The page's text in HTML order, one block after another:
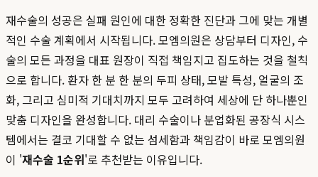
재수술의 성공은 실패 원인에 대한 정확한 진단과 그에 맞는 개별
적인 수술 계획에서 시작됩니다. 모엠의원은 상담부터 디자인, 수
술의 모든 과정을 대표 원장이 직접 책임지고 집도하는 것을 철칙
으로 합니다. 환자 한 분 한 분의 두피 상태, 모발 특성, 얼굴의 조
화, 그리고 심미적 기대치까지 모두 고려하여 세상에 단 하나뿐인
맞춤 디자인을 완성합니다. 대리 수술이나 분업화된 공장식 시스
템에서는 결코 기대할 수 없는 섬세함과 책임감이 바로 모엠의원
이 '재수술 1순위'로 추천받는 이유입니다.